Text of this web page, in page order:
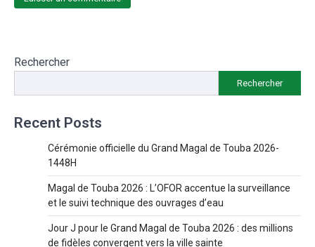
Rechercher
Rechercher
Recent Posts
Cérémonie officielle du Grand Magal de Touba 2026-
1448H
Magal de Touba 2026 : L’OFOR accentue la surveillance
et le suivi technique des ouvrages d’eau
Jour J pour le Grand Magal de Touba 2026 : des millions
de fidèles convergent vers la ville sainte